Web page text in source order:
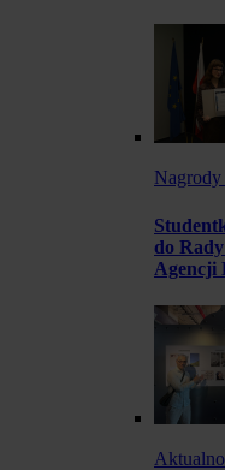
do
Agencji